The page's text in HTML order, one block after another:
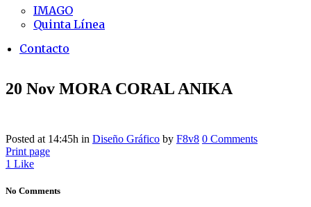
IMAGO
Quinta Línea
Contacto
20 Nov MORA CORAL ANIKA
Posted at 14:45h in Diseño Gráfico by F8v8 0 Comments
Print page
1 Like
No Comments